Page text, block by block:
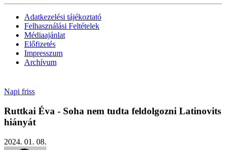
Adatkezelési tájékoztató
Felhasználási Feltételek
Médiaajánlat
Előfizetés
Impresszum
Archívum
Napi friss
Ruttkai Éva - Soha nem tudta feldolgozni Latinovits
hiányát
2024. 01. 08.